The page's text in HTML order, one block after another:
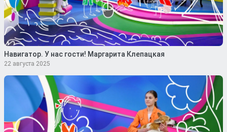
Навигатор. У нас гости! Маргарита Клепацкая
22 августа 2025